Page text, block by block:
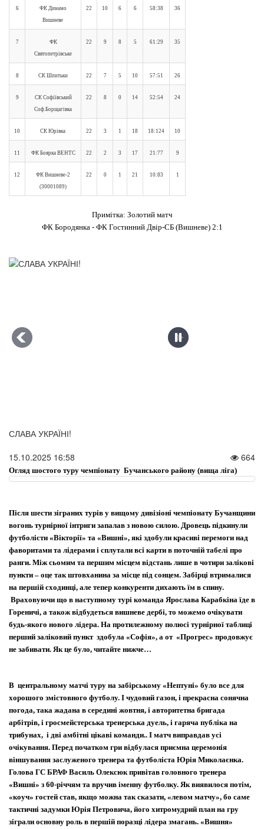
6
ФК Динамо
Вишневе
22 10 6 6 58:38 36
7
ФК
Святопетрівське
22 9 8 5 61:29 35
8 СК Шпитьки 22 7 5 10 57:51 26
9
СК Софіївський
Соф.Борщагівка
22 8 0 14 52:54 24
10 СК Юрівка 22 3 1 18 18:124 10
11 ФК Боярка ВЕНТС 22 2 3 17 21:77 9
12
ФК Вишневе-2
(30001089)
22 0 1 21 10:83 1
Примітка: Золотий матч
ФК Бородянка - ФК Гостинний Двір-СБ (Вишневе) 2:1
СЛАВА УКРАЇНІ!
ФК "Буча Фортуна" Буча Фіналіст Меморіалу Олега Макарова
СК "Софія" Соф.Борщагівка Переможець XVI Меморіалу
2025/2026
15.10.2025 16:58 664
Огляд шостого туру чемпіонату Бучанського району (вища ліга)
Після шести зіграних турів у вищому дивізіоні чемпіонату Бучанщини
вогонь турнірної інтриги запалав з новою силою. Дровець підкинули
футболісти «Вікторії» та «Вишні», які здобули красиві перемоги над
фаворитами та лідерами і сплутали всі карти в поточній табелі про
ранги. Між сьомим та першим місцем відстань лише в чотири залікові
пункти – оце так штовханина за місце під сонцем. Забірці втрималися
на першій сходинці, але тепер конкуренти дихають їм в спину.
Враховуючи що в наступному турі команда Ярослава Карабкіна їде в
Гореничі, а також відбудеться вишневе дербі, то можемо очікувати
будь-якого нового лідера. На протилежному полюсі турнірної таблиці
перший заліковий пункт здобула «Софія», а от «Прогрес» продовжує
не забивати. Як це було, читайте нижче…
В центральному матчі туру на забірському «Нептуні» було все для
хорошого змістовного футболу. І чудовий газон, і прекрасна сонячна
погода, така жадана в середині жовтня, і авторитетна бригада
арбітрів, і гросмейстерська тренерська дуель, і гаряча публіка на
трибунах, і дві амбітні цікаві команди.. І матч виправдав усі
очікування. Перед початком гри відбулася приємна церемонія
віншування заслуженого тренера та футболіста Юрія Миколаєнка.
Голова ГС БРАФ Василь Олексюк привітав головного тренера
«Вишні» з 60-річчям та вручив іменну футболку. Як виявилося потім,
«коуч» гостей став, якщо можна так сказати, «левом матчу», бо саме
тактичні задумки Юрія Петровича, його хитромудрий план на гру
зіграли основну роль в першій поразці лідера змагань. «Вишня»